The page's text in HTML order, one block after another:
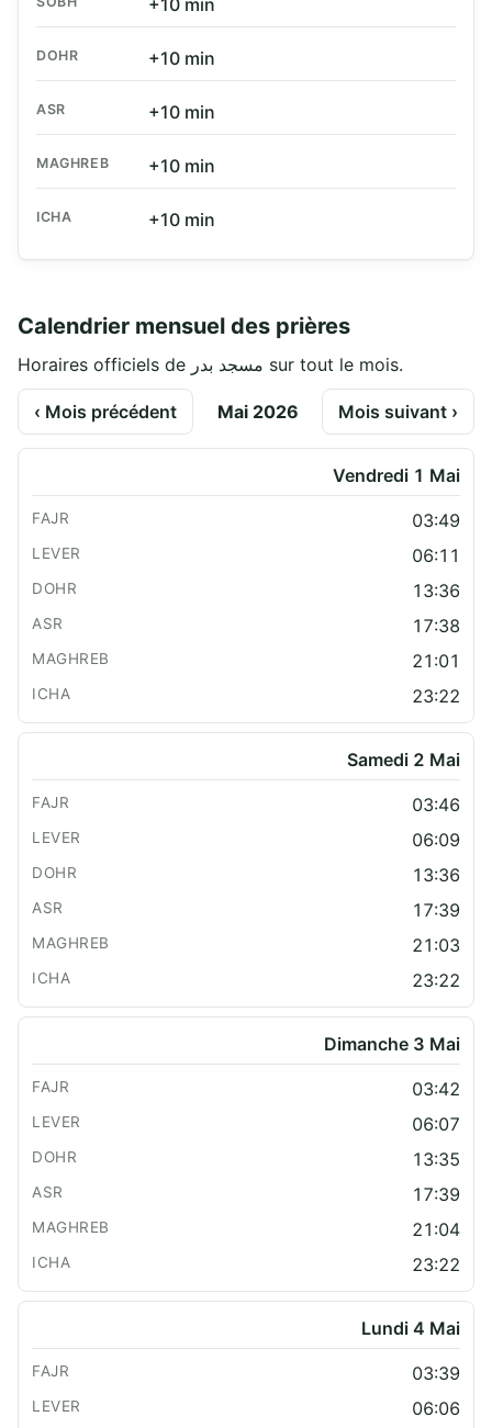
+10 min
DOHR +10 min
ASR +10 min
MAGHREB +10 min
ICHA +10 min
Calendrier mensuel des prières
Horaires officiels de مسجد بدر sur tout le mois.
‹ Mois précédent Mai 2026 Mois suivant ›
Vendredi 1 Mai
03:49
06:11
13:36
17:38
21:01
23:22
Samedi 2 Mai
03:46
06:09
13:36
17:39
21:03
23:22
Dimanche 3 Mai
03:42
06:07
13:35
17:39
21:04
23:22
Lundi 4 Mai
03:39
06:06